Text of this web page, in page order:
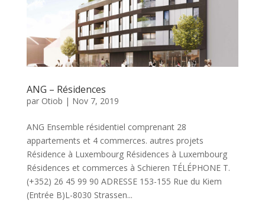
ANG – Résidences
par Otiob | Nov 7, 2019
ANG Ensemble résidentiel comprenant 28
appartements et 4 commerces. autres projets
Résidence à Luxembourg Résidences à Luxembourg
Résidences et commerces à Schieren TÉLÉPHONE T.
(+352) 26 45 99 90 ADRESSE 153-155 Rue du Kiem
(Entrée B)L-8030 Strassen...